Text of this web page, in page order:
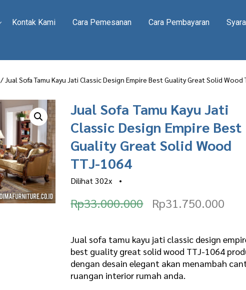
Kontak Kami Cara Pemesanan Cara Pembayaran
/ Jual Sofa Tamu Kayu Jati Classic Design Empire Best Guality Great Solid Wood
Jual Sofa Tamu Kayu Jati
Classic Design Empire Best
Guality Great Solid Wood
TTJ-1064
Dilihat302x •
Rp33.000.000
O
i
g
i
n
Rp31.750.000
r
r
e
Jual sofa tamu kayu jati classic design
best guality great solid wood TTJ-1064
dengan desain elegant akan menambah
ruangan interior rumah anda.